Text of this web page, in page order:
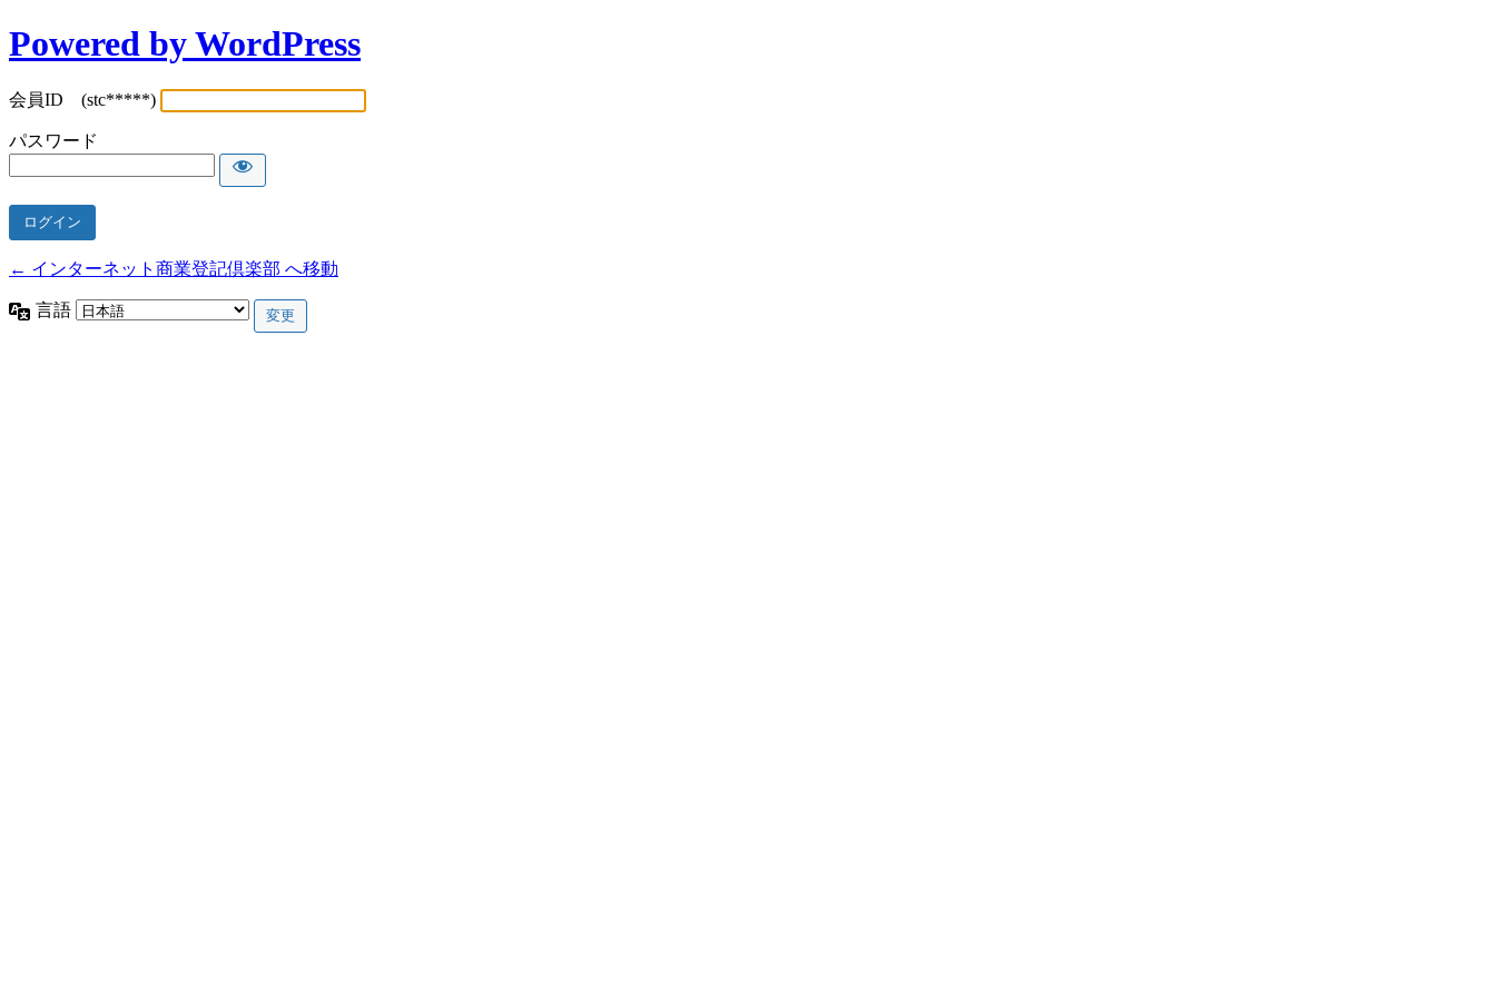
Powered by WordPress
会員ID (stc*****)
パスワード
← インターネット商業登記倶楽部 へ移動
言語